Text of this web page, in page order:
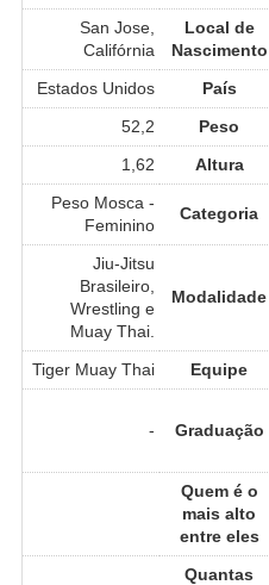
San Jose,
Califórnia
Local de
Nascimento
Estados Unidos País
52,2
Peso
1,62
Altura
Peso Mosca -
Feminino
Categoria
Jiu-Jitsu
Brasileiro,
Wrestling e
Muay Thai.
Modalidade
Tiger Muay Thai Equipe
- Graduação
Quem é o
mais alto
entre eles
Quantas